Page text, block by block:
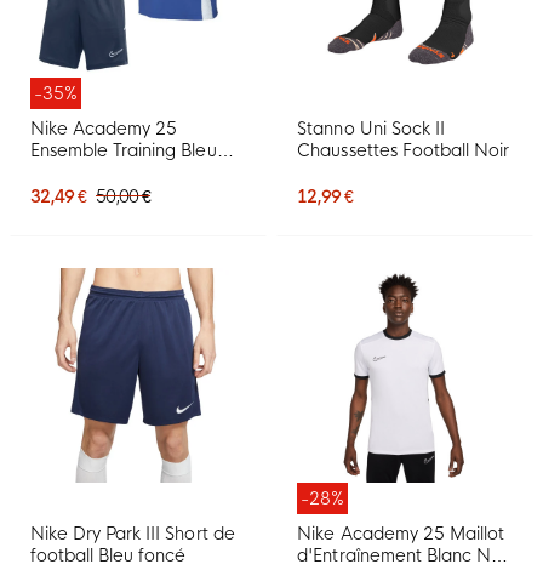
-35%
Nike Academy 25
Ensemble Training Bleu
32,49 € 50,00 €
Stanno Uni Sock II
Chaussettes Football Noir
12,99 €
Nike Dry Park III Short de
football Bleu foncé
-28%
Nike Academy 25 Maillot
d'Entraînement Blanc Noir